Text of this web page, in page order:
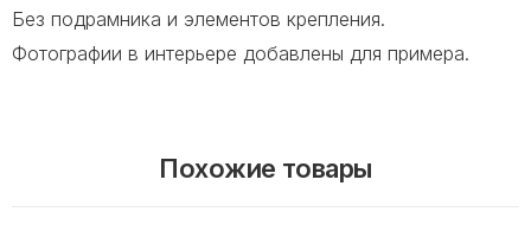
Без подрамника и элементов крепления.
Фотографии в интерьере добавлены для примера.
Похожие товары